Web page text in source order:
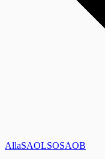
AllaSAOLSOSAOB